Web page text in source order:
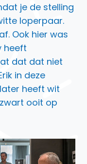
je de stelling
loperpaar.
Ook hier was
heeft
dat dat niet
in deze
heeft wit
ooit op